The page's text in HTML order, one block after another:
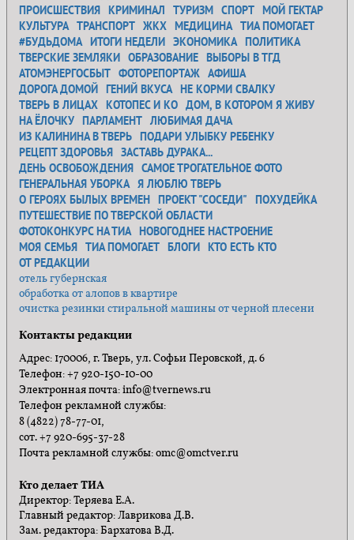
ПРОИСШЕСТВИЯ КРИМИНАЛ ТУРИЗМ СПОРТ МОЙ ГЕКТАР
КУЛЬТУРА ТРАНСПОРТ ЖКХ МЕДИЦИНА ТИА ПОМОГАЕТ
#БУДЬДОМА ИТОГИ НЕДЕЛИ ЭКОНОМИКА ПОЛИТИКА
ТВЕРСКИЕ ЗЕМЛЯКИ ОБРАЗОВАНИЕ ВЫБОРЫ В ТГД
АТОМЭНЕРГОСБЫТ ФОТОРЕПОРТАЖ АФИША
ДОРОГА ДОМОЙ ГЕНИЙ ВКУСА НЕ КОРМИ СВАЛКУ
ТВЕРЬ В ЛИЦАХ КОТОПЕС И КО ДОМ, В КОТОРОМ Я ЖИВУ
НА ЁЛОЧКУ ПАРЛАМЕНТ ЛЮБИМАЯ ДАЧА
ИЗ КАЛИНИНА В ТВЕРЬ ПОДАРИ УЛЫБКУ РЕБЕНКУ
РЕЦЕПТ ЗДОРОВЬЯ ЗАСТАВЬ ДУРАКА...
ДЕНЬ ОСВОБОЖДЕНИЯ САМОЕ ТРОГАТЕЛЬНОЕ ФОТО
ГЕНЕРАЛЬНАЯ УБОРКА Я ЛЮБЛЮ ТВЕРЬ
О ГЕРОЯХ БЫЛЫХ ВРЕМЕН ПРОЕКТ "СОСЕДИ"
ПОХУДЕЙКА
ПУТЕШЕСТВИЕ ПО ТВЕРСКОЙ ОБЛАСТИ
ФОТОКОНКУРС НА ТИА НОВОГОДНЕЕ НАСТРОЕНИЕ
МОЯ СЕМЬЯ ТИА ПОМОГАЕТ БЛОГИ КТО ЕСТЬ КТО
ОТ РЕДАКЦИИ
отель губернская
обработка от алопов в квартире
очистка резинки стиральной машины от черной плесени
Контакты редакции
Адрес: 170006, г. Тверь, ул. Софьи Перовской, д. 6
Телефон: +7 920-150-10-00
Электронная почта: info@tvernews.ru
Телефон рекламной службы:
8 (4822) 78-77-01,
сот. +7 920-695-37-28
Почта рекламной службы: omc@omctver.ru
Кто делает ТИА
Директор: Теряева Е.А.
Главный редактор: Лаврикова Д.В.
Зам. редактора: Бархатова В.Д.